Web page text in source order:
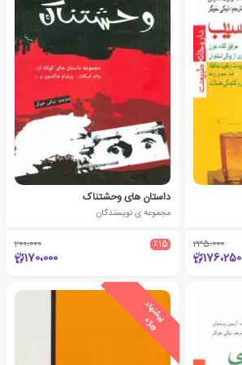
235،000
176،250
داستان های وحشتناک
مجموعه ی نویسندگان
٪15 200،000
170،000
پ
ی
ش
ن
ه
ا
د
و
ی
ژ
ه